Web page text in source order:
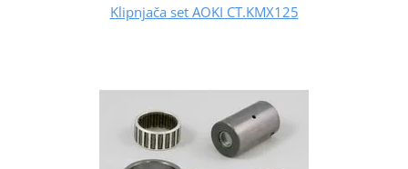
Klipnjača set AOKI CT.KMX125